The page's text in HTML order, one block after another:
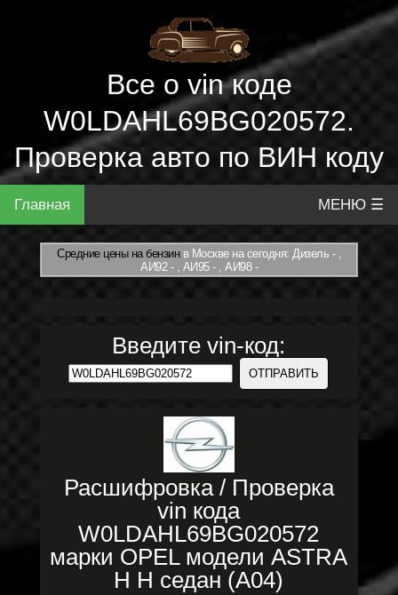
Все о vin коде
W0LDAHL69BG020572.
Проверка авто по ВИН коду
Главная МЕНЮ ☰
Средние цены на бензинв Москве на сегодня: Дизель - ,
АИ92 - , АИ95 - , АИ98 -
Введите vin-код:
Расшифровка / Проверка
vin кода
W0LDAHL69BG020572
марки OPEL модели ASTRA
H H седан (A04)